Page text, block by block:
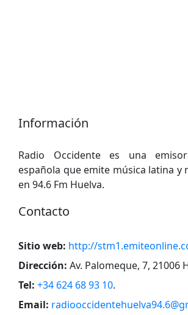
Información
Radio Occidente es una
española que emite música latina y
en 94.6 Fm Huelva.
Contacto
Sitio web: http://
Dirección: Av. Palomeque, 7, 21006
Tel: +34 624 68 93 10.
Email: